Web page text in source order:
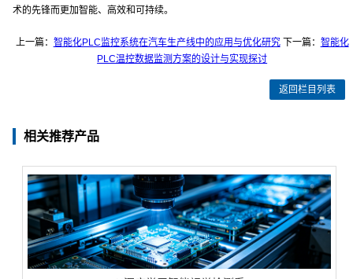
术的先锋而更加智能、高效和可持续。
上一篇： 智能化PLC监控系统在汽车生产线中的应用与优化研究下一篇： 智能化
PLC温控数据监测方案的设计与实现探讨
返回栏目列表
相关推荐产品